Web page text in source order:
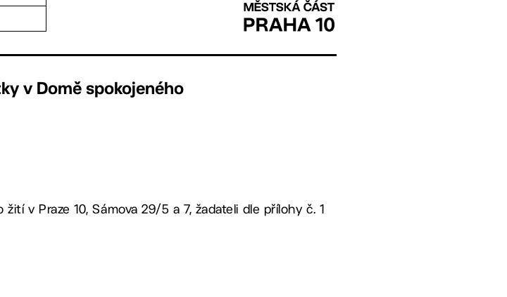
v Domě spokojeného
v Praze 10, Sámova 29/5 a 7, žadateli dle přílohy č. 1